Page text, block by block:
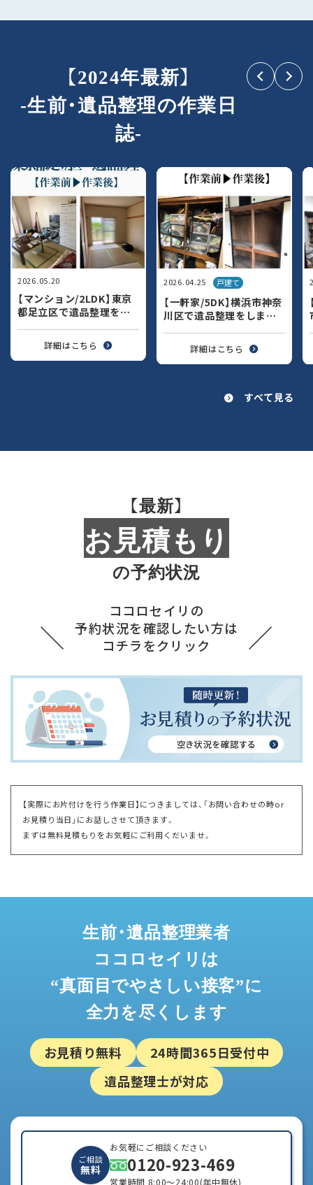
【2024年最新】
-生前・遺品整理の作業日
誌-
2026.05.20
【マンション/2LDK】東京
都足立区で遺品整理をし
理業者ココロセイリ-
詳細はこちら
2026.04.25 戸建て
【一軒家/5DK】横浜市神奈
川区で遺品整理をしまし
者ココロセイリ-
詳細はこちら
すべて見る
【最新】
お見積もり
の予約状況
ココロセイリの
予約状況を確認したい方は
コチラをクリック
【実際にお片付けを行う作業日】につきましては、「お問い合わせの時or
お見積り当日」にお話しさせて頂きます。
まずは無料見積もりをお気軽にご利用くだいませ。
生前・遺品整理業者
ココロセイリは
“真面目でやさしい接客”に
全力を尽くします
お見積り無料
24時間365日受付中
遺品整理士が対応
ご相談
無料
お気軽にご相談ください
0120-923-469
営業時間 8:00～24:00(年中無休)